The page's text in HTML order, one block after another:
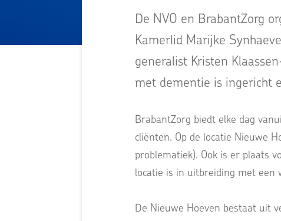
De NVO en BrabantZorg
Kamerlid Marijke
generalist Kristen
met dementie is ingericht
BrabantZorg biedt elke dag
cliënten. Op de locatie Nieuwe
problematiek). Ook is er plaats
locatie is in uitbreiding met een
De Nieuwe Hoeven bestaat uit